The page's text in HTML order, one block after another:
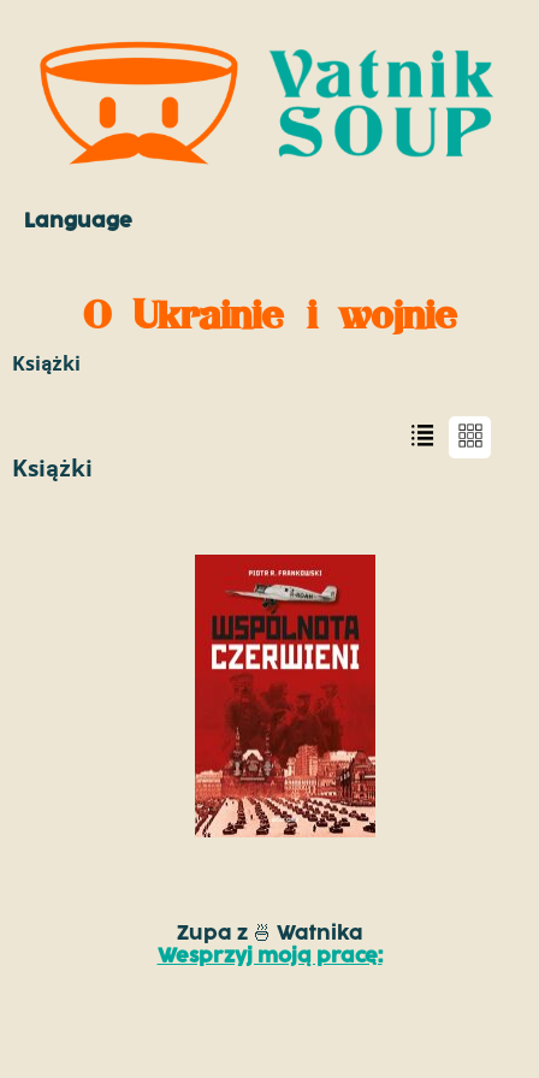
Language
O Ukrainie i wojnie
Książki
Książki
Zupa z 🍜 Watnika
Wesprzyj moją pracę: